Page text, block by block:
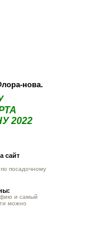
нова.
2022
сайт
посадочному
и самый
можно